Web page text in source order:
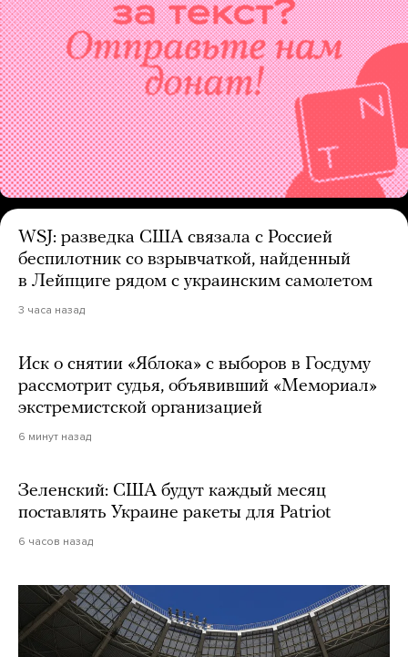
WSJ: разведка США связала с Россией
беспилотник со взрывчаткой, найденный
в Лейпциге рядом с украинским самолетом
3 часа назад
Иск о снятии «Яблока» с выборов в Госдуму
рассмотрит судья, объявивший «Мемориал»
экстремистской организацией
6 минут назад
Зеленский: США будут каждый месяц
поставлять Украине ракеты для Patriot
6 часов назад